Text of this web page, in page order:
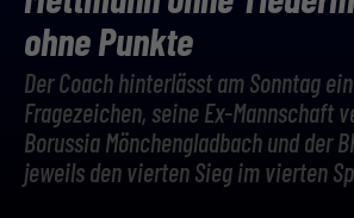
ohne Punkte
Der Coach hinterlässt am Sonntag
Fragezeichen, seine Ex-Mannschaft
Borussia Mönchengladbach und der
jeweils den vierten Sieg im vierten